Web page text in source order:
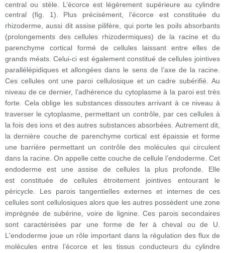
central ou stèle. L’écorce est légèrement supérieure au cylindre
central (fig. 1). Plus précisément, l’écorce est constituée du
rhizoderme, aussi dit assise pilifère, qui porte les poils absorbants
(prolongements des cellules rhizodermiques) de la racine et du
parenchyme cortical formé de cellules laissant entre elles de
grands méats. Celui-ci est également constitué de cellules jointives
parallélépidiques et allongées dans le sens de l’axe de la racine.
Ces cellules ont une paroi cellulosique et un cadre subérifié. Au
niveau de ce dernier, l’adhérence du cytoplasme à la paroi est très
forte. Cela oblige les substances dissoutes arrivant à ce niveau à
traverser le cytoplasme, permettant un contrôle, par ces cellules à
la fois des ions et des autres substances absorbées. Autrement dit,
la dernière couche de parenchyme cortical est épaissie et forme
une barrière permettant un contrôle des molécules qui circulent
dans la racine. On appelle cette couche de cellule l’endoderme. Cet
endoderme est une assise de cellules la plus profonde. Elle
est constituée de cellules étroitement jointives entourant le
péricycle. Les parois tangentielles externes et internes de ces
cellules sont cellulosiques alors que les autres possèdent une zone
imprégnée de subérine, voire de lignine. Ces parois secondaires
sont caractérisées par une forme de fer à cheval ou de U.
L'endoderme joue un rôle important dans la régulation des flux de
molécules entre l’écorce et les tissus conducteurs du cylindre